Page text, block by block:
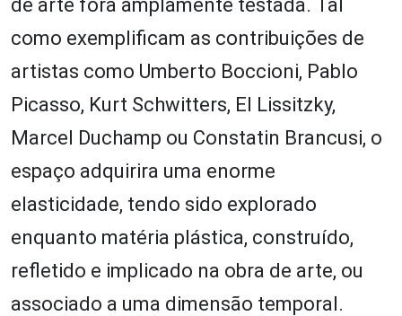
de arte fora amplamente testada. Tal
como exemplificam as contribuições de
artistas como Umberto Boccioni, Pablo
Picasso, Kurt Schwitters, El Lissitzky,
Marcel Duchamp ou Constatin Brancusi, o
espaço adquirira uma enorme
elasticidade, tendo sido explorado
enquanto matéria plástica, construído,
refletido e implicado na obra de arte, ou
associado a uma dimensão temporal.